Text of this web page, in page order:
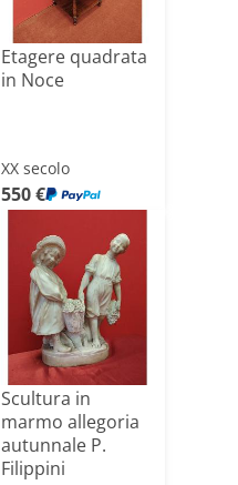
Etagere quadrata
in Noce
XX secolo
550 €
Scultura in
marmo allegoria
autunnale P.
Filippini